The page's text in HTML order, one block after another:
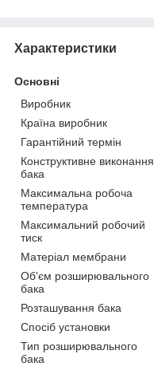
Характеристики
Основні
Виробник
Країна виробник
Гарантійний термін
Конструктивне виконання
бака
Максимальна робоча
температура
Максимальний робочий
тиск
Матеріал мембрани
Об'єм розширювального
бака
Розташування бака
Спосіб установки
Тип розширювального
бака